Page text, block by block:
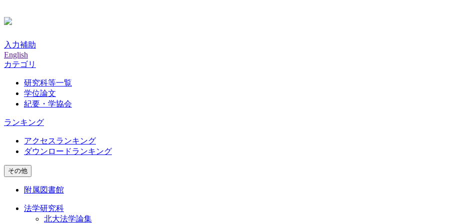
入力補助
English
カテゴリ
研究科等一覧
学位論文
紀要・学協会
ランキング
アクセスランキング
ダウンロードランキング
その他
附属図書館
法学研究科
北大法学論集